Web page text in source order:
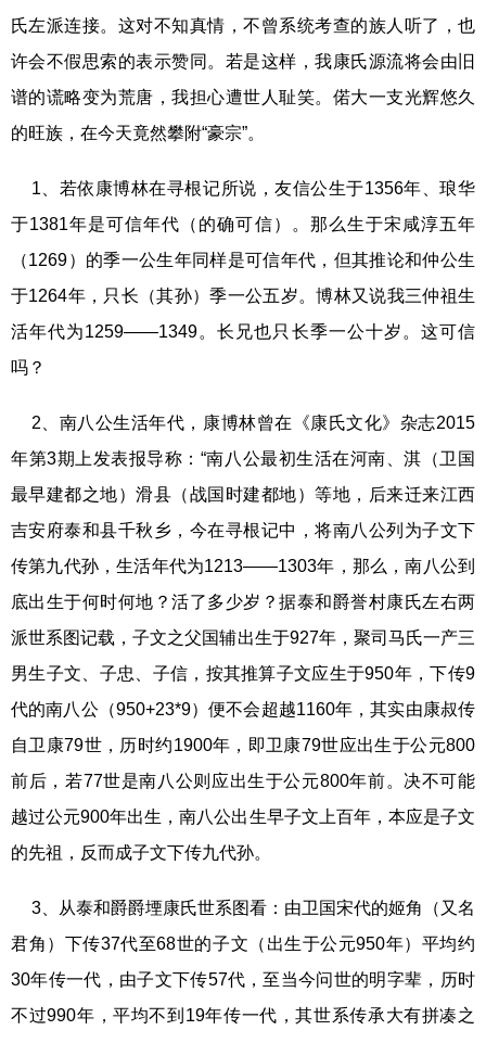
氏左派连接。这对不知真情，不曾系统考查的族人听了，也
许会不假思索的表示赞同。若是这样，我康氏源流将会由旧
谱的谎略变为荒唐，我担心遭世人耻笑。偌大一支光辉悠久
的旺族，在今天竟然攀附“豪宗”。
1、若依康博林在寻根记所说，友信公生于1356年、琅华
于1381年是可信年代（的确可信）。那么生于宋咸淳五年
（1269）的季一公生年同样是可信年代，但其推论和仲公生
于1264年，只长（其孙）季一公五岁。博林又说我三仲祖生
活年代为1259——1349。长兄也只长季一公十岁。这可信
吗？
2、南八公生活年代，康博林曾在《康氏文化》杂志2015
年第3期上发表报导称：“南八公最初生活在河南、淇（卫国
最早建都之地）滑县（战国时建都地）等地，后来迁来江西
吉安府泰和县千秋乡，今在寻根记中，将南八公列为子文下
传第九代孙，生活年代为1213——1303年，那么，南八公到
底出生于何时何地？活了多少岁？据泰和爵誉村康氏左右两
派世系图记载，子文之父国辅出生于927年，聚司马氏一产三
男生子文、子忠、子信，按其推算子文应生于950年，下传9
代的南八公（950+23*9）便不会超越1160年，其实由康叔传
自卫康79世，历时约1900年，即卫康79世应出生于公元800
前后，若77世是南八公则应出生于公元800年前。决不可能
越过公元900年出生，南八公出生早子文上百年，本应是子文
的先祖，反而成子文下传九代孙。
3、从泰和爵爵堙康氏世系图看：由卫国宋代的姬角（又名
君角）下传37代至68世的子文（出生于公元950年）平均约
30年传一代，由子文下传57代，至当今问世的明字辈，历时
不过990年，平均不到19年传一代，其世系传承大有拼凑之